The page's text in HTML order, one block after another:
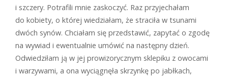
i szczery. Potrafili mnie zaskoczyć. Raz przyjechałam
do kobiety, o której wiedziałam, że straciła w tsunami
dwóch synów. Chciałam się przedstawić, zapytać o zgodę
na wywiad i ewentualnie umówić na następny dzień.
Odwiedziłam ją w jej prowizorycznym sklepiku z owocami
i warzywami, a ona wyciągnęła skrzynkę po jabłkach,